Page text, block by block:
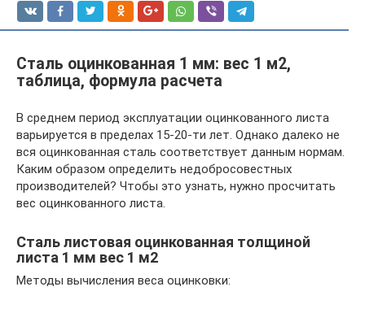
Сталь оцинкованная 1 мм: вес 1 м2,
таблица, формула расчета
В среднем период эксплуатации оцинкованного листа
варьируется в пределах 15-20-ти лет. Однако далеко не
вся оцинкованная сталь соответствует данным нормам.
Каким образом определить недобросовестных
производителей? Чтобы это узнать, нужно просчитать
вес оцинкованного листа.
Cталь листовая оцинкованная толщиной
листа 1 мм вес 1 м2
Методы вычисления веса оцинковки: